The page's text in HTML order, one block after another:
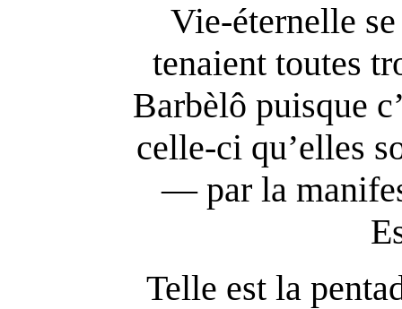
Vie-éternelle
tenaient toutes
Barbèlô puisque
celle-ci qu’elles
— par la
Telle est la